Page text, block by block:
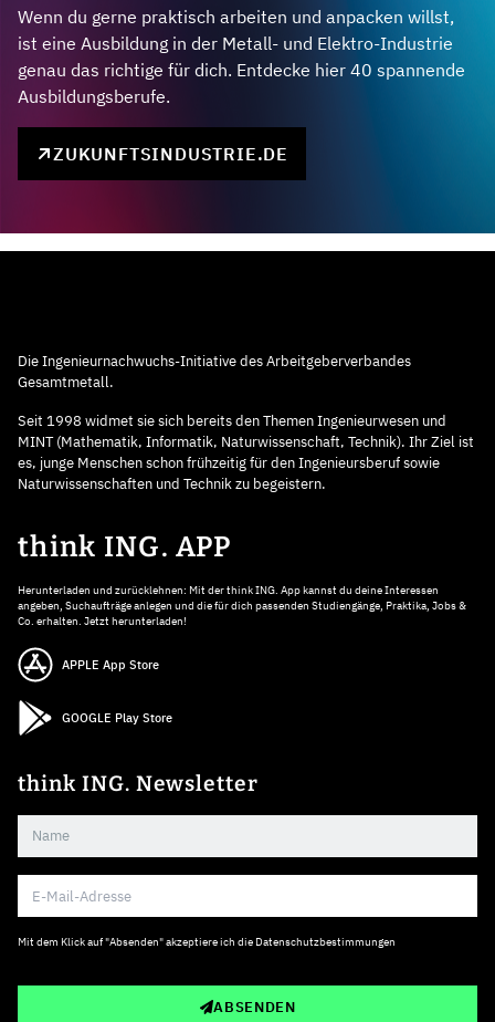
Wenn du gerne praktisch arbeiten und anpacken willst,
ist eine Ausbildung in der Metall- und Elektro-Industrie
genau das richtige für dich. Entdecke hier 40 spannende
Ausbildungsberufe.
ZUKUNFTSINDUSTRIE.DE
Die Ingenieurnachwuchs-Initiative des Arbeitgeberverbandes
Gesamtmetall.
Seit 1998 widmet sie sich bereits den Themen Ingenieurwesen und
MINT (Mathematik, Informatik, Naturwissenschaft, Technik). Ihr Ziel ist
es, junge Menschen schon frühzeitig für den Ingenieursberuf sowie
Naturwissenschaften und Technik zu begeistern.
think ING. APP
Herunterladen und zurücklehnen: Mit der think ING. App kannst du deine Interessen
angeben, Suchaufträge anlegen und die für dich passenden Studiengänge, Praktika, Jobs &
Co. erhalten. Jetzt herunterladen!
APPLE App Store
GOOGLE Play Store
think ING. Newsletter
Mit dem Klick auf "Absenden" akzeptiere ich die Datenschutzbestimmungen
ABSENDEN